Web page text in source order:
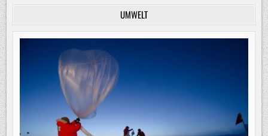
UMWELT